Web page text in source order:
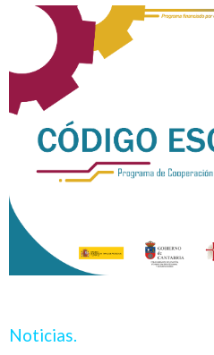
Noticias.